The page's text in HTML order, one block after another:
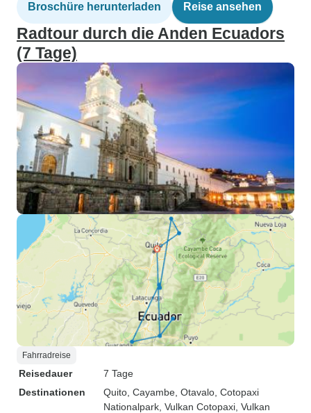
Broschüre herunterladen Reise ansehen
Radtour durch die Anden Ecuadors
(7 Tage)
Fahrradreise
Reisedauer
7 Tage
Destinationen
Quito , Cayambe , Otavalo , Cotopaxi
Nationalpark , Vulkan Cotopaxi , Vulkan